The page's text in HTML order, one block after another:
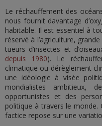
Le réchauffement des
nous fournit davantage
habitable. Il est essentiel à
réservé à l’agriculture,
tueurs d’insectes et
depuis 1980). Le
climatique ou dérèglement
une idéologie à visée
mondialistes ambitieux,
opportunistes et des
politique à travers le monde.
factice repose sur une